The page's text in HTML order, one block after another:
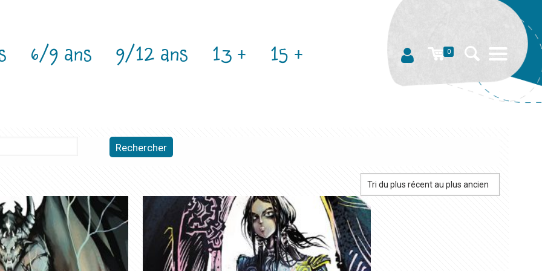
6/9 ans 9/12 ans 13 + 15 + 0
Rechercher